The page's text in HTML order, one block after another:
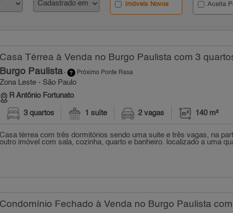
Imóveis Novos Aceita
Casa Térrea à Venda no Burgo Paulista com 3
Burgo Paulista- Próximo Ponte Rasa
Zona Leste - São Paulo
R Antônio Fortunato
3 quartos 1 suíte 2 vagas 140 m²
Casa térrea com três dormitórios sendo uma suite e três vagas, na
outro imóvel com sala, cozinha, quarto e banheiro. localizado a uma
Condomínio Fechado à Venda no Burgo Paulista